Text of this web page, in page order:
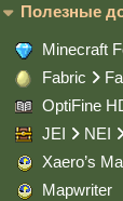
Полезные
Minecraft
Fabric
OptiFine
JEI
NEI
Xaero’s
Mapwriter